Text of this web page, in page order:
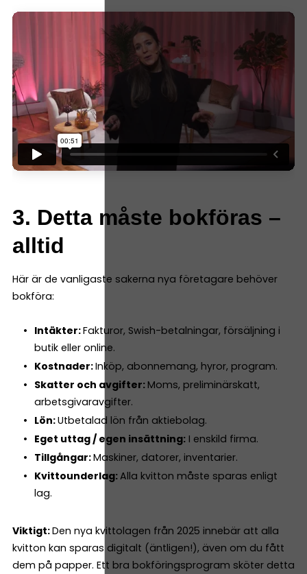
3. Detta måste bokföras –
alltid
Här är de vanligaste sakerna nya företagare behöver
bokföra:
Intäkter:Fakturor, Swish-betalningar, försäljning i
butik eller online.
Kostnader:Inköp, abonnemang, hyror, program.
Skatter och avgifter: Moms, preliminärskatt,
arbetsgivaravgifter.
Lön:Utbetalad lön från aktiebolag.
Eget uttag / egen insättning:I enskild firma.
Tillgångar:Maskiner, datorer, inventarier.
Kvittounderlag:Alla kvitton måste sparas enligt
lag.
Viktigt:Den nya kvittolagen från 2025 innebär att alla
kvitton kan sparas digitalt (äntligen!), även om du fått
dem på papper. Ett bra bokföringsprogram sköter detta